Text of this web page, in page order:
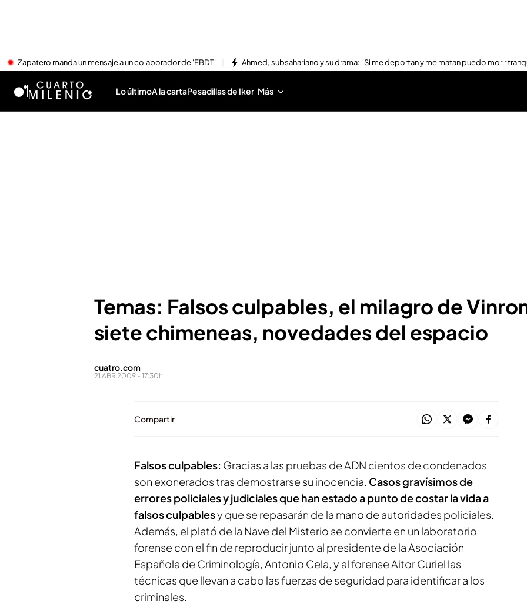
Zapatero manda un mensaje a un colaborador de 'EBDT' Ahmed, subsahariano y su drama: "Si me deportan y me matan puedo morir
Lo últimoA la cartaPesadillas de Iker Más
Temas: Falsos culpables, el milagro de
siete chimeneas, novedades del espacio
cuatro.com
21 ABR 2009 - 17:30h.
Compartir
Falsos culpables: Gracias a las pruebas de ADN cientos de condenados
son exonerados tras demostrarse su inocencia. Casos gravísimos de
errores policiales y judiciales que han estado a punto de costar la vida a
falsos culpablesy que se repasarán de la mano de autoridades policiales.
Además, el plató de la Nave del Misterio se convierte en un laboratorio
forense con el fin de reproducir junto al presidente de la Asociación
Española de Criminología, Antonio Cela, y al forense Aitor Curiel las
técnicas que llevan a cabo las fuerzas de seguridad para identificar a los
criminales.